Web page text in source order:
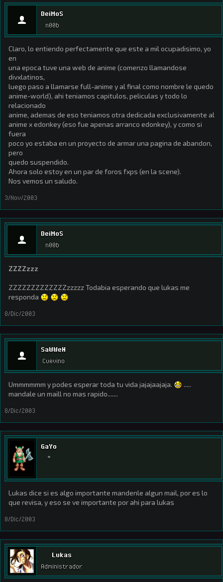
DeiMoS
n00b
Claro, lo entiendo perfectamente que este a mil ocupadisimo, yo
en
una epoca tuve una web de anime (comenzo llamandose
divxlatinos,
luego paso a llamarse full-anime y al final como nombre le quedo
anime-world), ahi teniamos capitulos, peliculas y todo lo
relacionado
anime, ademas de eso teniamos otra dedicada exclusivamente al
anime x edonkey (eso fue apenas arranco edonkey), y como si
fuera
poco yo estaba en un proyecto de armar una pagina de abandon,
pero
quedo suspendido.
Ahora solo estoy en un par de foros fxps (en la scene).
Nos vemos un saludo.
3/Nov/2003
DeiMoS
n00b
ZZZZzzz
ZZZZZZZZZZZZZzzzzz Todabia esperando que lukas me
responda
8/Dic/2003
SaWWeN
Cuevino
Ummmmmm y podes esperar toda tu vida jajajaajaja.
.....
mandale un maill no mas rapido.......
8/Dic/2003
GaYo
*
Lukas dice si es algo importante mandenle algun mail, por es lo
que revisa, y eso se ve importante por ahi para lukas
8/Dic/2003
Lukas
Administrador